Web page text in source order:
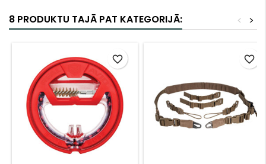
8 PRODUKTU TAJĀ PAT KATEGORIJĀ: >
<
favorite_border favorite_border